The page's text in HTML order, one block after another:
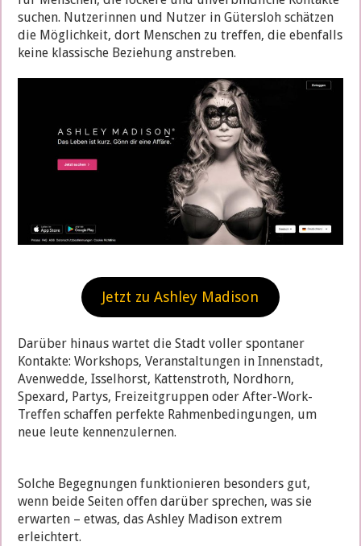
suchen. Nutzerinnen und Nutzer in Gütersloh schätzen
die Möglichkeit, dort Menschen zu treffen, die ebenfalls
keine klassische Beziehung anstreben.
Jetzt zu Ashley Madison
Darüber hinaus wartet die Stadt voller spontaner
Kontakte: Workshops, Veranstaltungen in Innenstadt,
Avenwedde, Isselhorst, Kattenstroth, Nordhorn,
Spexard, Partys, Freizeitgruppen oder After-Work-
Treffen schaffen perfekte Rahmenbedingungen, um
neue leute kennenzulernen.
Solche Begegnungen funktionieren besonders gut,
wenn beide Seiten offen darüber sprechen, was sie
erwarten – etwas, das Ashley Madison extrem
erleichtert.